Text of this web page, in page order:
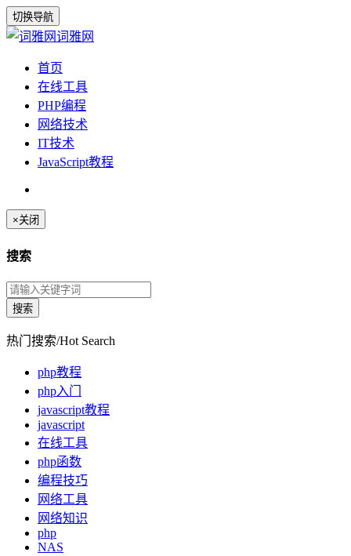
切换导航
词雅网
首页
在线工具
PHP编程
网络技术
IT技术
JavaScript教程
×关闭
搜索
热门搜索/Hot Search
php教程
php入门
javascript教程
javascript
在线工具
php函数
编程技巧
网络工具
网络知识
php
NAS